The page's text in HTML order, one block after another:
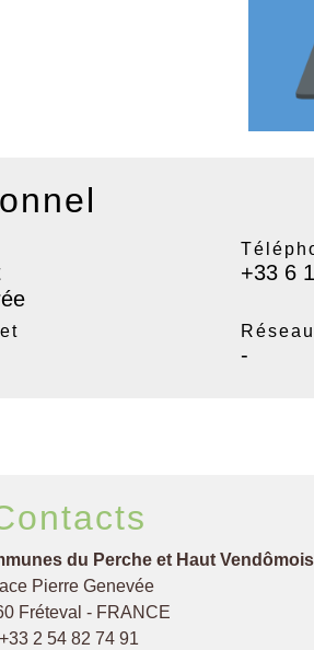
+33 6
-
du Perche et Haut Vendômois
Pierre Genevée
Fréteval - FRANCE
+33 2 54 82 74 91